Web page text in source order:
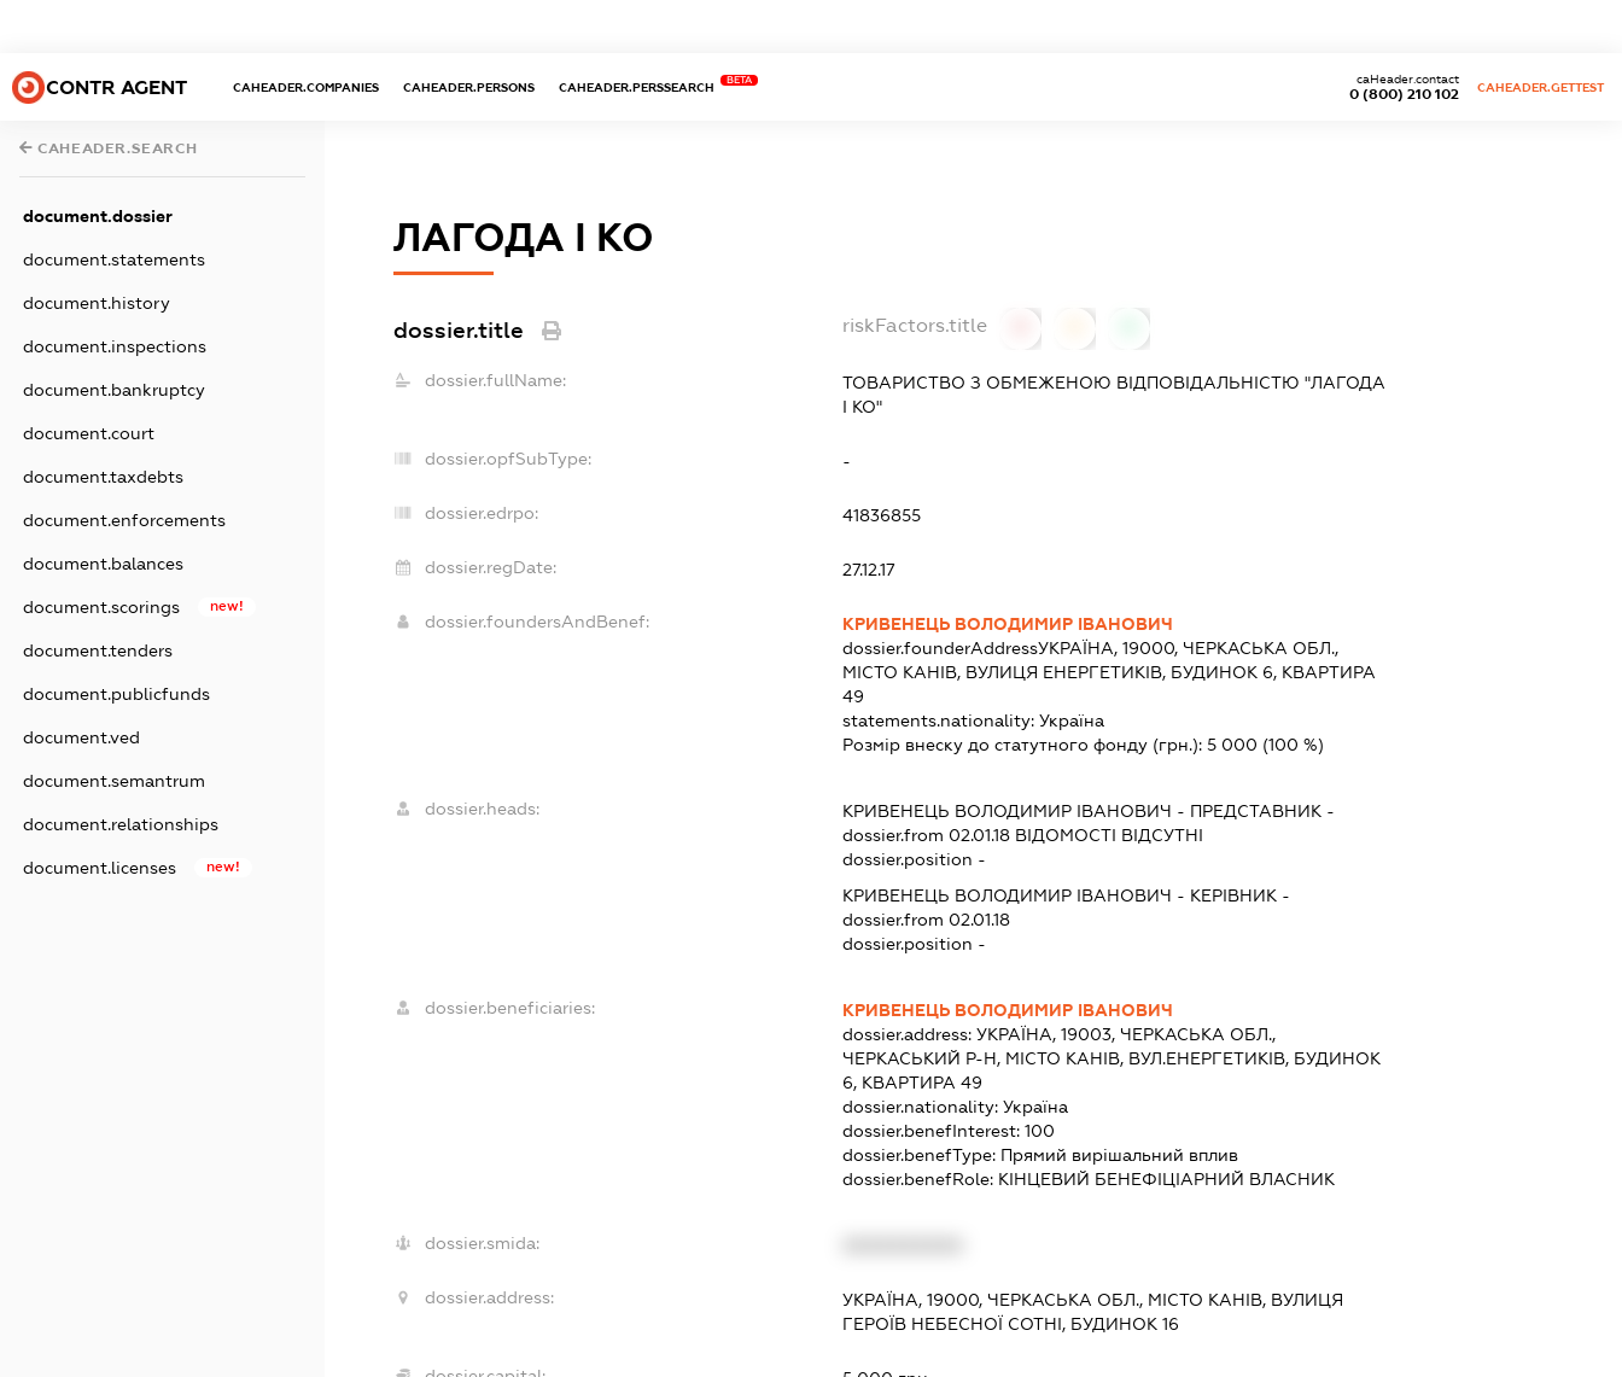
CONTR AGENT CAHEADER.COMPANIES CAHEADER.PERSONS CAHEADER.PERSSEARCH
BETA
0 (800) 210 102
caHeader.contact
CAHEADER.GETTEST
CAHEADER.SEARCH
document.dossier
document.statements
document.history
document.inspections
document.bankruptcy
document.court
document.taxdebts
document.enforcements
document.balances
document.scorings new!
document.tenders
document.publicfunds
document.ved
document.semantrum
document.relationships
document.licenses new!
ЛАГОДА І КО
dossier.title riskFactors.title
dossier.fullName:
ТОВАРИСТВО З ОБМЕЖЕНОЮ ВІДПОВІДАЛЬНІСТЮ "ЛАГОДА
І КО"
dossier.opfSubType: -
dossier.edrpo: 41836855
dossier.regDate: 27.12.17
dossier.foundersAndBenef:
КРИВЕНЕЦЬ ВОЛОДИМИР ІВАНОВИЧ
dossier.founderAddressУКРАЇНА, 19000, ЧЕРКАСЬКА ОБЛ.,
МІСТО КАНІВ, ВУЛИЦЯ ЕНЕРГЕТИКІВ, БУДИНОК 6, КВАРТИРА
49
statements.nationality: Україна
Розмір внеску до статутного фонду (грн.): 5 000 (100 %)
dossier.heads: КРИВЕНЕЦЬ ВОЛОДИМИР ІВАНОВИЧ - ПРЕДСТАВНИК -
dossier.from 02.01.18ВІДОМОСТІ ВІДСУТНІ
dossier.position -
КРИВЕНЕЦЬ ВОЛОДИМИР ІВАНОВИЧ - КЕРІВНИК -
dossier.from 02.01.18
dossier.position -
dossier.beneficiaries:
КРИВЕНЕЦЬ ВОЛОДИМИР ІВАНОВИЧ
dossier.address: УКРАЇНА, 19003, ЧЕРКАСЬКА ОБЛ.,
ЧЕРКАСЬКИЙ Р-Н, МІСТО КАНІВ, ВУЛ.ЕНЕРГЕТИКІВ, БУДИНОК
6, КВАРТИРА 49
dossier.nationality: Україна
dossier.benefInterest: 100
dossier.benefType: Прямий вирішальний вплив
dossier.benefRole: КІНЦЕВИЙ БЕНЕФІЦІАРНИЙ ВЛАСНИК
dossier.smida:
dossier.address:
УКРАЇНА, 19000, ЧЕРКАСЬКА ОБЛ., МІСТО КАНІВ, ВУЛИЦЯ
ГЕРОЇВ НЕБЕСНОЇ СОТНІ, БУДИНОК 16